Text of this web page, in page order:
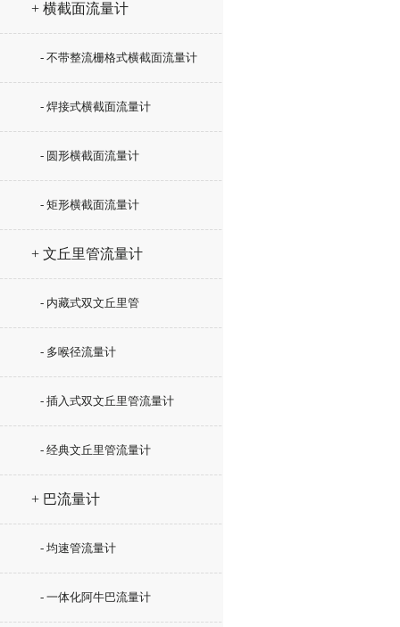
+ 横截面流量计
- 不带整流栅格式横截面流量计
- 焊接式横截面流量计
- 圆形横截面流量计
- 矩形横截面流量计
+ 文丘里管流量计
- 内藏式双文丘里管
- 多喉径流量计
- 插入式双文丘里管流量计
- 经典文丘里管流量计
+ 巴流量计
- 均速管流量计
- 一体化阿牛巴流量计